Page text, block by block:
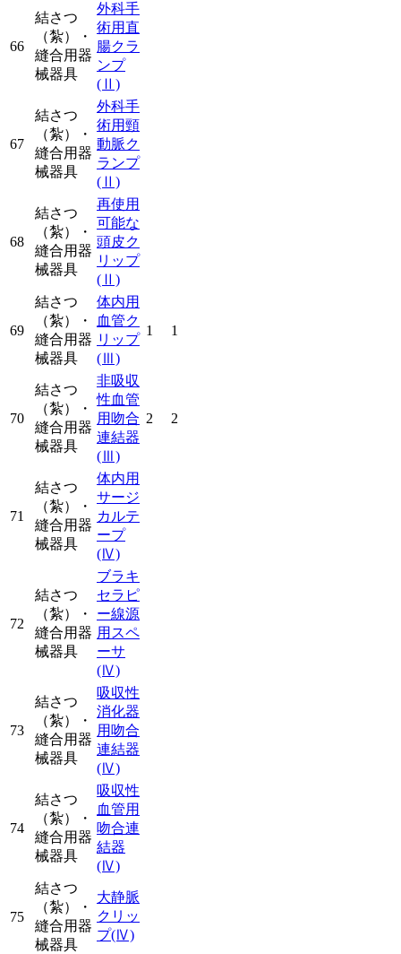
66
結さつ
（紮）・
縫合用器
械器具
外科手
術用直
腸クラ
ンプ
(Ⅱ)
67
結さつ
（紮）・
縫合用器
械器具
外科手
術用頸
動脈ク
ランプ
(Ⅱ)
68
結さつ
（紮）・
縫合用器
械器具
再使用
可能な
頭皮ク
リップ
(Ⅱ)
69
結さつ
（紮）・
縫合用器
械器具
体内用
血管ク
リップ
(Ⅲ)
1 1
70
結さつ
（紮）・
縫合用器
械器具
非吸収
性血管
用吻合
連結器
(Ⅲ)
2 2
71
結さつ
（紮）・
縫合用器
械器具
体内用
サージ
カルテ
ープ
(Ⅳ)
72
結さつ
（紮）・
縫合用器
械器具
ブラキ
セラピ
ー線源
用スペ
ーサ
(Ⅳ)
73
結さつ
（紮）・
縫合用器
械器具
吸収性
消化器
用吻合
連結器
(Ⅳ)
74
結さつ
（紮）・
縫合用器
械器具
吸収性
血管用
吻合連
結器
(Ⅳ)
75
結さつ
（紮）・
縫合用器
械器具
大静脈
クリッ
プ(Ⅳ)